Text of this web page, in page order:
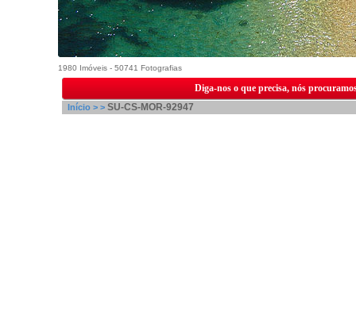
1980 Imóveis - 50741 Fotografias
Diga-nos o que precisa, nós
Início > > SU-CS-MOR-92947